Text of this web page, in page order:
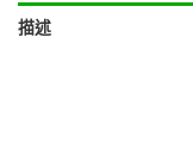
描述